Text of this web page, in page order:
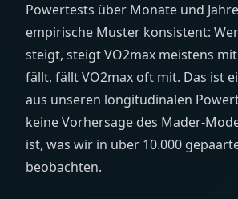
Powertests über Monate und
empirische Muster konsistent:
steigt, steigt VO2max meistens
fällt, fällt VO2max oft mit. Das ist
aus unseren longitudinalen
keine Vorhersage des Mader-
ist, was wir in über 10.000
beobachten.